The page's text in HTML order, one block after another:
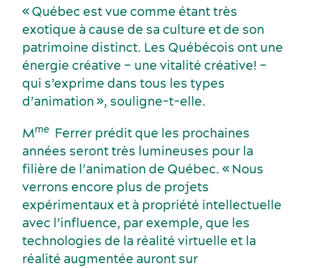
« Québec est vue comme étant très
exotique à cause de sa culture et de son
patrimoine distinct. Les Québécois ont une
énergie créative – une vitalité créative! –
qui s’exprime dans tous les types
d’animation », souligne-t-elle.
Mme Ferrer prédit que les prochaines
années seront très lumineuses pour la
filière de l’animation de Québec. « Nous
verrons encore plus de projets
expérimentaux et à propriété intellectuelle
avec l’influence, par exemple, que les
technologies de la réalité virtuelle et la
réalité augmentée auront sur